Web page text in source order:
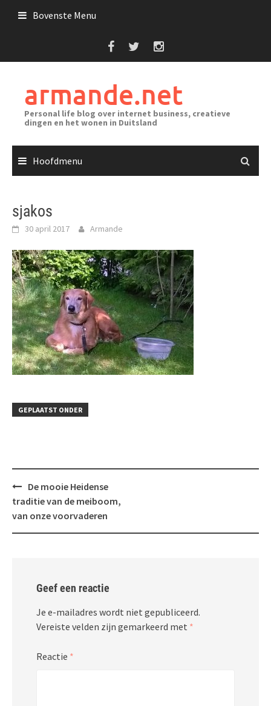
Bovenste Menu
armande.net
Personal life blog over internet business, creatieve
dingen en het wonen in Duitsland
Hoofdmenu
sjakos
30 april 2017 Armande
GEPLAATST ONDER
Bericht
navigatie
De mooie Heidense
traditie van de meiboom,
van onze voorvaderen
Geef een reactie
Je e-mailadres wordt niet gepubliceerd.
Vereiste velden zijn gemarkeerd met *
Reactie *